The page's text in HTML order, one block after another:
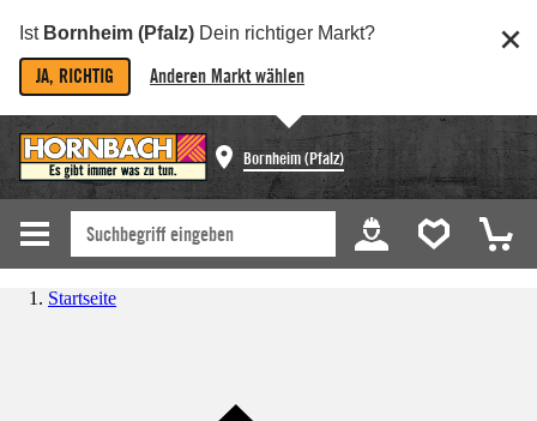
Ist Bornheim (Pfalz) Dein richtiger Markt?
JA, RICHTIG Anderen Markt wählen
Bornheim (Pfalz)
Startseite